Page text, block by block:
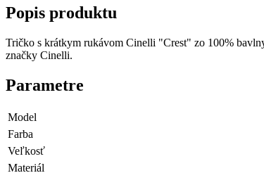
Popis produktu
Tričko s krátkym rukávom Cinelli "Crest" zo 100%
značky Cinelli.
Parametre
Model
Farba
Veľkosť
Materiál